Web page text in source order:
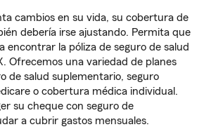
cambios en su vida, su cobertura de
debería irse ajustando. Permita que
encontrar la póliza de seguro de salud
Ofrecemos una variedad de planes
de salud suplementario, seguro
o cobertura médica individual.
su cheque con seguro de
a cubrir gastos mensuales.